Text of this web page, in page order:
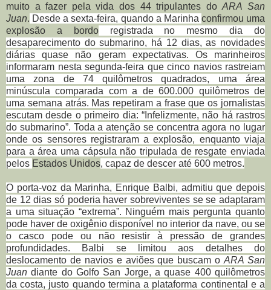
muito a fazer pela vida dos 44 tripulantes doARA San
Juan. Desde a sexta-feira, quando a Marinha confirmou uma
explosão a bordoregistrada no mesmo dia do
desaparecimento do submarino, há 12 dias, as novidades
diárias quase não geram expectativas. Os marinheiros
informaram nesta segunda-feira que cinco navios rastreiam
uma zona de 74 quilômetros quadrados, uma área
minúscula comparada com a de 600.000 quilômetros de
uma semana atrás. Mas repetiram a frase que os jornalistas
escutam desde o primeiro dia: “Infelizmente, não há rastros
do submarino”. Toda a atenção se concentra agora no lugar
onde os sensores registraram a explosão, enquanto viaja
para a área uma cápsula não tripulada de resgate enviada
pelos Estados Unidos, capaz de descer até 600 metros.
O porta-voz da Marinha, Enrique Balbi, admitiu que depois
de 12 dias só poderia haver sobreviventes se se adaptaram
a uma situação “extrema”. Ninguém mais pergunta quanto
pode haver de oxigênio disponível no interior da nave, ou se
o casco pode ou não resistir à pressão de grandes
profundidades. Balbi se limitou aos detalhes do
deslocamento de navios e aviões que buscam oARA San
Juan diante do Golfo San Jorge, a quase 400 quilômetros
da costa, justo quando termina a plataforma continental e a